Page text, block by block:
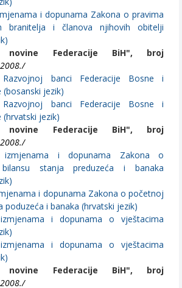
i dopunama Zakona o pravima
branitelja i članova njihovih obitelji
novine Federacije BiH", broj
banci Federacije Bosne i
(bosanski jezik)
banci Federacije Bosne i
(hrvatski jezik)
novine Federacije BiH", broj
i dopunama Zakona o
stanja preduzeća i banaka
i dopunama Zakona o početnoj
poduzeća i banaka (hrvatski jezik)
i dopunama o vještacima
i dopunama o vještacima
novine Federacije BiH", broj